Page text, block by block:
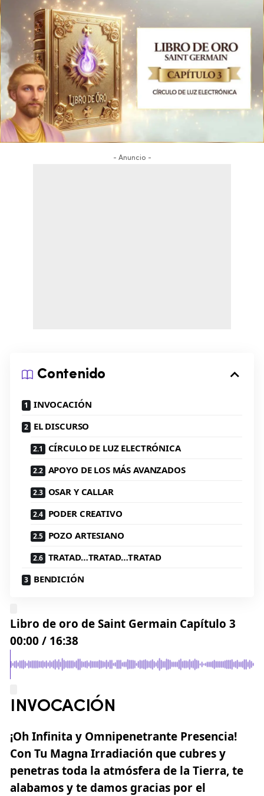
- Anuncio -
Contenido
INVOCACIÓN
EL DISCURSO
CÍRCULO DE LUZ ELECTRÓNICA
APOYO DE LOS MÁS AVANZADOS
OSAR Y CALLAR
PODER CREATIVO
POZO ARTESIANO
TRATAD…TRATAD…TRATAD
BENDICIÓN
Libro de oro de Saint Germain Capítulo 3
00:00 / 16:38
INVOCACIÓN
¡Oh Infinita y Omnipenetrante Presencia!
Con Tu Magna Irradiación que cubres y
penetras toda la atmósfera de la Tierra, te
alabamos y te damos gracias por el